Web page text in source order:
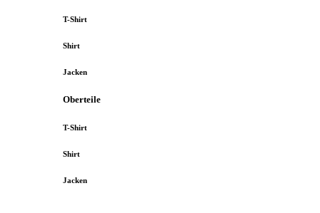
T-Shirt
Shirt
Jacken
Oberteile
T-Shirt
Shirt
Jacken